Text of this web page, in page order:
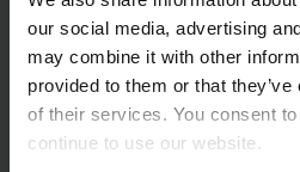
our social media, advertising
may combine it with other
provided to them or that
of their services. You consent
continue to use our website.
Tête de timon ergonomique
Information en temps réel